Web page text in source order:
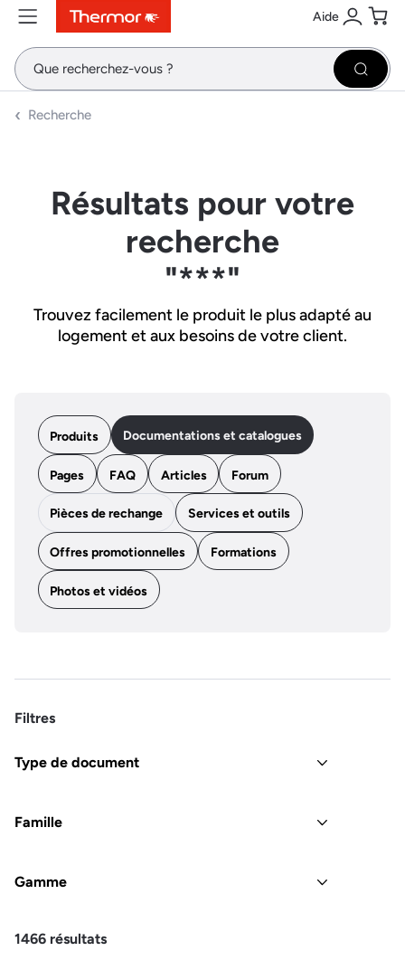
ContenuMenuRecherche Aide
Se
Recherche
Résultats pour votre
recherche
"***"
Trouvez facilement le produit le plus adapté au
logement et aux besoins de votre client.
Produits Documentations et catalogues
Pages FAQ Articles Forum
Pièces de rechange Services et outils
Offres promotionnelles Formations
Photos et vidéos
Filtres
Type de document
Famille
Gamme
1466 résultats